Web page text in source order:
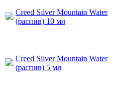
Creed Silver Mountain Water
(распив) 10 мл
Creed Silver Mountain Water
(распив) 5 мл